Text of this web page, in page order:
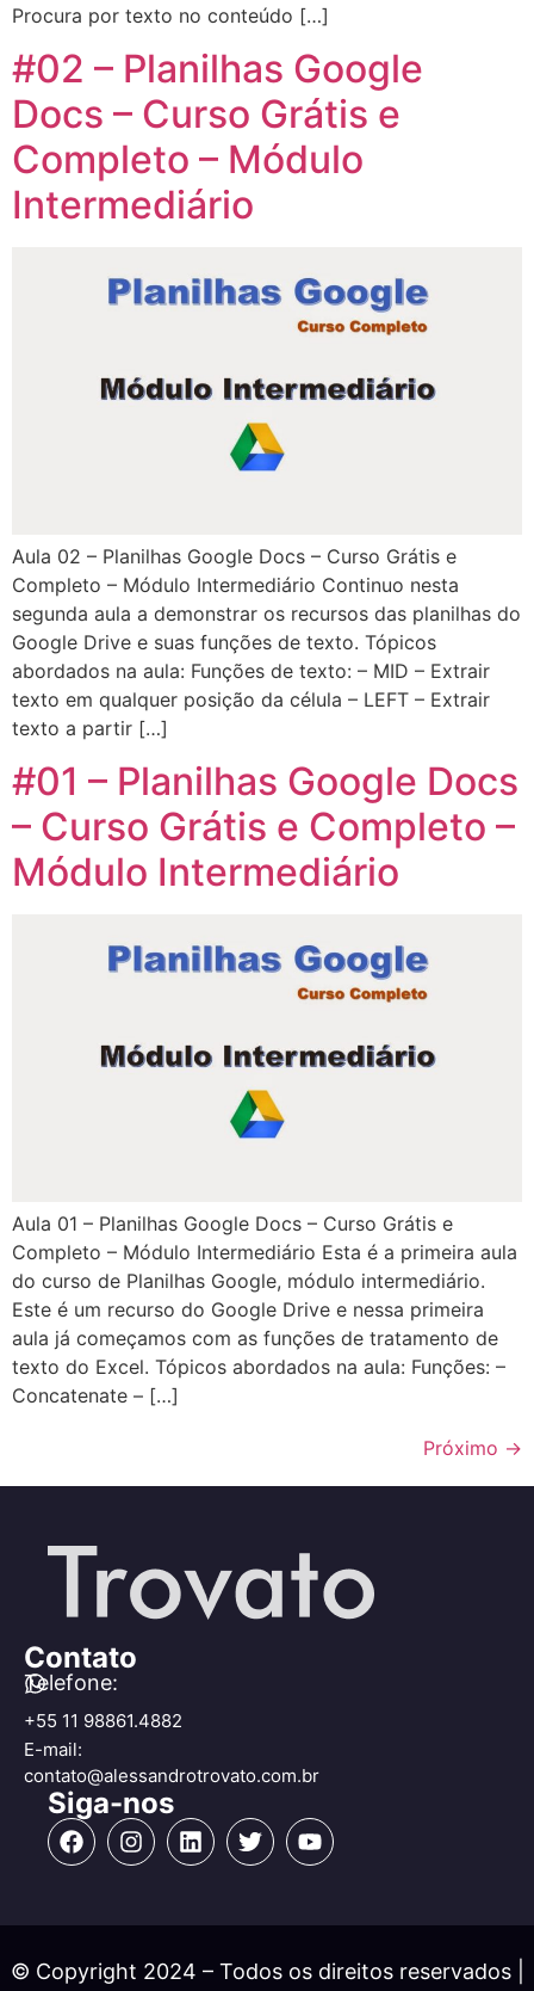
Procura por texto no conteúdo […]
#02 – Planilhas Google
Docs – Curso Grátis e
Completo – Módulo
Intermediário
Aula 02 – Planilhas Google Docs – Curso Grátis e
Completo – Módulo Intermediário Continuo nesta
segunda aula a demonstrar os recursos das planilhas do
Google Drive e suas funções de texto. Tópicos
abordados na aula: Funções de texto: – MID – Extrair
texto em qualquer posição da célula – LEFT – Extrair
texto a partir […]
#01 – Planilhas Google Docs
– Curso Grátis e Completo –
Módulo Intermediário
Aula 01 – Planilhas Google Docs – Curso Grátis e
Completo – Módulo Intermediário Esta é a primeira aula
do curso de Planilhas Google, módulo intermediário.
Este é um recurso do Google Drive e nessa primeira
aula já começamos com as funções de tratamento de
texto do Excel. Tópicos abordados na aula: Funções: –
Concatenate – […]
Próximo →
Contato
Telefone:
+55 11 98861.4882
E-mail:
contato@alessandrotrovato.com.br
Siga-nos
© Copyright 2024 – Todos os direitos reservados |